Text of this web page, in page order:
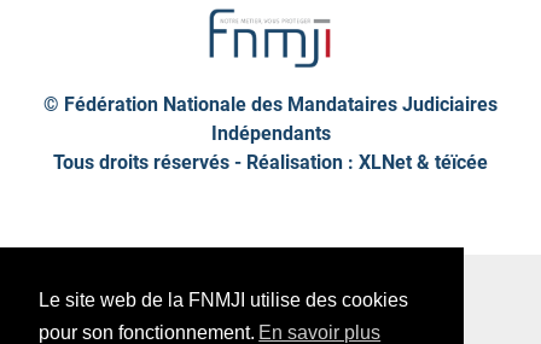
Le site web de la FNMJI utilise des cookies
pour son fonctionnement. En savoir plus
© Fédération Nationale des Mandataires Judiciaires
Indépendants
Tous droits réservés - Réalisation : XLNet & téïcée
Mentions légales
Données personnelles